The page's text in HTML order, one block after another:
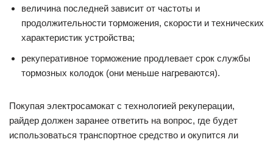
величина последней зависит от частоты и
продолжительности торможения, скорости и технических
характеристик устройства;
рекуперативное торможение продлевает срок службы
тормозных колодок (они меньше нагреваются).
Покупая электросамокат с технологией рекуперации,
райдер должен заранее ответить на вопрос, где будет
использоваться транспортное средство и окупится ли